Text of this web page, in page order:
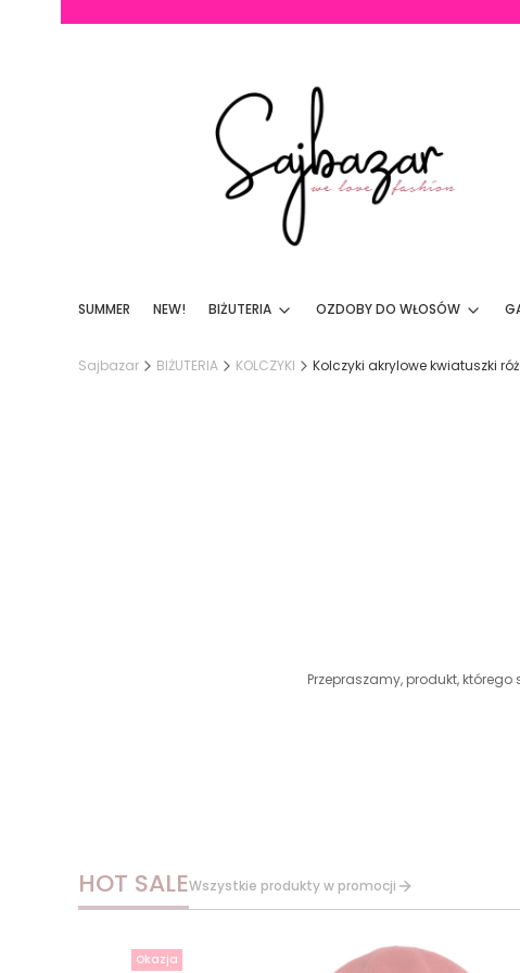
SUMMER NEW! BIŻUTERIA OZDOBY DO WŁOSÓW
Sajbazar BIŻUTERIA KOLCZYKI Kolczyki akrylowe kwiatuszki
Przepraszamy, produkt, którego
HOT SALEWszystkie produkty w promocji
Okazja